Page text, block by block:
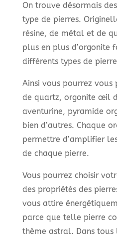
On trouve désormais
type de pierres.
résine, de métal et de
plus en plus d’orgonite
différents types de
Ainsi vous pourrez vous
de quartz, orgonite œil
aventurine, pyramide
bien d’autres. Chaque
permettre d’amplifier
de chaque pierre.
Vous pourrez choisir
des propriétés des
vous attire
parce que telle pierre
thème astral. Dans tous